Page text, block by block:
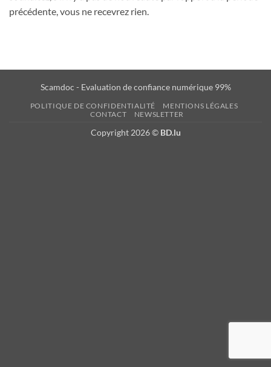
précédente, vous ne recevrez rien.
Scamdoc - Evaluation de confiance numérique 99%
POLITIQUE DE CONFIDENTIALITÉ
MENTIONS LÉGALES
CONTACT
NEWSLETTER
Copyright 2026 © BD.lu